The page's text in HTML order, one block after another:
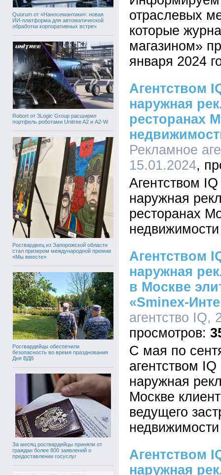
Quorum от «Наносемантики»: новая
ИИ-платформа для автоматической
обработки корпоративных встреч
Robort от 3Logic Group расширил
портфель роботами Unitree A2 и A2-W
Росгвардеец из Запорожской области
стал призером международной премии
«Мы вместе»
Росгвардейцы обеспечили
безопасность во время празднования
Дня ВДВ
За месяц росгвардейцы приняли от
граждан более 800 заявлений о
предоставлении госуслуг
отраслевых
которые
магазином»
января 2024
Агентством
наружная
ресторанах
Рекламное
15.01.2024
Агентством
наружная
ресторанах
Агентством
наружная
в Москве
«Sminex-
агентство IQ,
С мая по
агентством
наружная
Москве
ведущего
Агентством
наружная